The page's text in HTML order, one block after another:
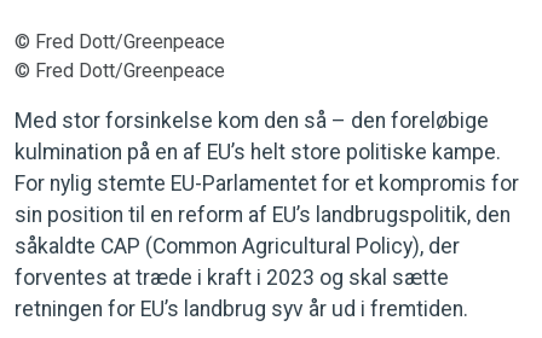
© Fred Dott/Greenpeace
© Fred Dott/Greenpeace
Med stor forsinkelse kom den så – den foreløbige
kulmination på en af EU’s helt store politiske kampe.
For nylig stemte EU-Parlamentet for et kompromis for
sin position til en reform af EU’s landbrugspolitik, den
såkaldte CAP (Common Agricultural Policy), der
forventes at træde i kraft i 2023 og skal sætte
retningen for EU’s landbrug syv år ud i fremtiden.